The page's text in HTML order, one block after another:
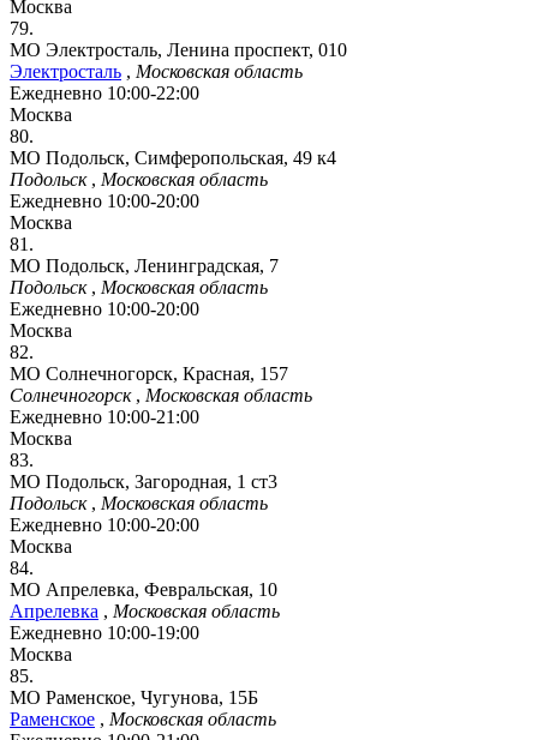
Москва
79.
МО Электросталь, Ленина проспект, 010
Электросталь , Московская область
Ежедневно 10:00-22:00
Москва
80.
МО Подольск, Симферопольская, 49 к4
Подольск, Московская область
Ежедневно 10:00-20:00
Москва
81.
МО Подольск, Ленинградская, 7
Подольск, Московская область
Ежедневно 10:00-20:00
Москва
82.
МО Солнечногорск, Красная, 157
Солнечногорск, Московская область
Ежедневно 10:00-21:00
Москва
83.
МО Подольск, Загородная, 1 ст3
Подольск, Московская область
Ежедневно 10:00-20:00
Москва
84.
МО Апрелевка, Февральская, 10
Апрелевка , Московская область
Ежедневно 10:00-19:00
Москва
85.
МО Раменское, Чугунова, 15Б
Раменское , Московская область